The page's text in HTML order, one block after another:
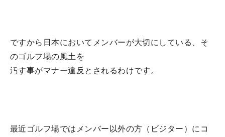
ですから日本においてメンバーが大切にしている、そ
のゴルフ場の風土を
汚す事がマナー違反とされるわけです。
最近ゴルフ場ではメンバー以外の方（ビジター）にコ